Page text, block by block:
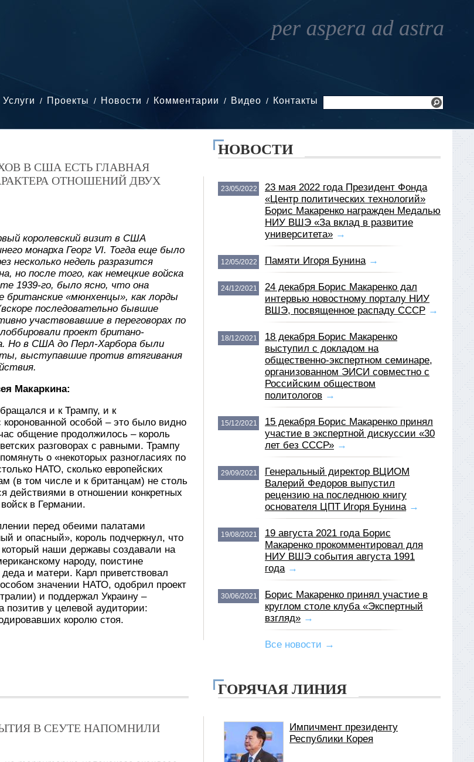
Услуги Проекты Новости Комментарии Видео Контакты
В США ЕСТЬ ГЛАВНАЯ
ОТНОШЕНИЙ ДВУХ
королевский визит в США
монарха Георг VI. Тогда еще было
несколько недель разразится
но после того, как немецкие войска
1939-го, было ясно, что она
британские «мюнхенцы», как лорды
последовательно бывшие
участвовавшие в переговорах по
проект британо-
Но в США до Перл-Харбора были
выступавшие против втягивания
Макаркина:
и к Трампу, и к
особой – это было видно
общение продолжилось – король
разговорах с равными. Трампу
о «некоторых разногласиях по
НАТО, сколько европейских
(в том числе и к британцам) не столь
действиями в отношении конкретных
в Германии.
перед обеими палатами
и опасный», король подчеркнул, что
наши державы создавали на
народу, поистине
и матери. Карл приветствовал
значении НАТО, одобрил проект
и поддержал Украину –
позитив у целевой аудитории:
королю стоя.
НОВОСТИ
23/05/2022
23 мая 2022 года Президент Фонда
«Центр политических технологий»
Борис Макаренко награжден Медалью
НИУ ВШЭ «За вклад в развитие
университета» →
12/05/2022 Памяти Игоря Бунина →
24/12/2021
24 декабря Борис Макаренко дал
интервью новостному порталу НИУ
ВШЭ, посвященное распаду СССР →
18/12/2021
18 декабря Борис Макаренко
выступил с докладом на
общественно-экспертном семинаре,
организованном ЭИСИ совместно с
Российским обществом
политологов →
15/12/2021
15 декабря Борис Макаренко принял
участие в экспертной дискуссии «30
лет без СССР» →
29/09/2021
Генеральный директор ВЦИОМ
Валерий Федоров выпустил
рецензию на последнюю книгу
основателя ЦПТ Игоря Бунина →
19/08/2021
19 августа 2021 года Борис
Макаренко прокомментировал для
НИУ ВШЭ события августа 1991
года →
30/06/2021
Борис Макаренко принял участие в
круглом столе клуба «Экспертный
взгляд» →
Все новости →
В СЕУТЕ НАПОМНИЛИ
ГОРЯЧАЯ ЛИНИЯ
Импичмент президенту
Республики Корея